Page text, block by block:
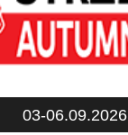
03-06.09.2026